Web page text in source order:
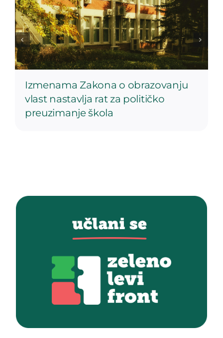
Izmenama Zakona o obrazovanju
vlast nastavlja rat za političko
preuzimanje škola